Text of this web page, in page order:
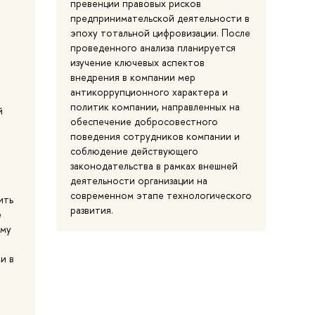
в
превенции правовых рисков
предпринимательской деятельности в
эпоху тотальной цифровизации. После
проведенного анализа планируется
изучение ключевых аспектов
внедрения в компании мер
антикоррупционного характера и
политик компании, направленных на
обеспечение добросовестного
поведения сотрудников компании и
соблюдение действующего
законодательства в рамках внешней
деятельности организации на
современном этапе технологического
развития.